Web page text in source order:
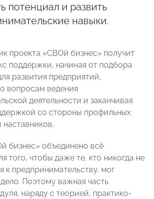
потенциал и развить
навыки.
проекта «СВОй бизнес» получит
поддержки, начиная от подбора
развития предприятий,
вопросам ведения
деятельности и заканчивая
со стороны профильных
бизнес» объединено всё
того, чтобы даже те, кто никогда не
к предпринимательству, мог
Поэтому важная часть
наряду с теорией, практико-